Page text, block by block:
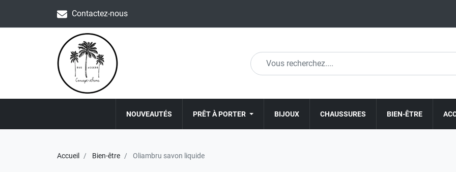
Contactez-nous
NOUVEAUTÉS PRÊT À PORTER BIJOUX CHAUSSURES BIEN-ÊTRE
Accueil Bien-être Oliambru savon liquide